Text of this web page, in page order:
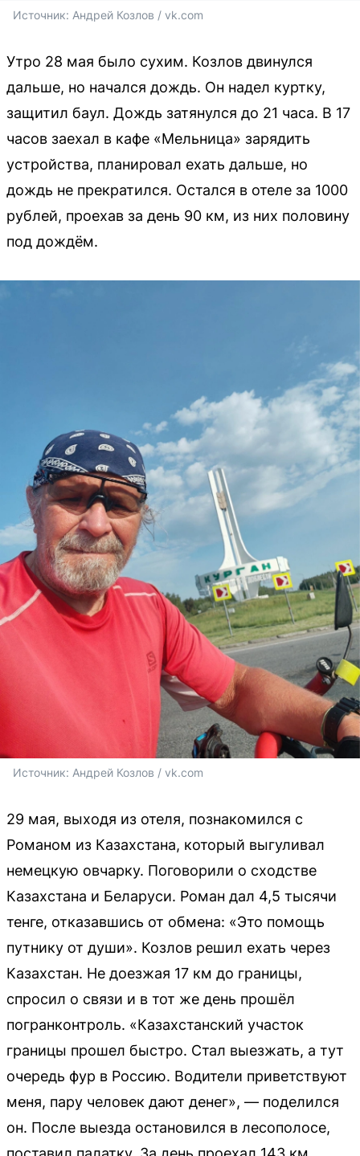
Источник: Андрей Козлов / vk.com
Утро 28 мая было сухим. Козлов двинулся
дальше, но начался дождь. Он надел куртку,
защитил баул. Дождь затянулся до 21 часа. В 17
часов заехал в кафе «Мельница» зарядить
устройства, планировал ехать дальше, но
дождь не прекратился. Остался в отеле за 1000
рублей, проехав за день 90 км, из них половину
под дождём.
Источник: Андрей Козлов / vk.com
29 мая, выходя из отеля, познакомился с
Романом из Казахстана, который выгуливал
немецкую овчарку. Поговорили о сходстве
Казахстана и Беларуси. Роман дал 4,5 тысячи
тенге, отказавшись от обмена: «Это помощь
путнику от души». Козлов решил ехать через
Казахстан. Не доезжая 17 км до границы,
спросил о связи и в тот же день прошёл
погранконтроль. «Казахстанский участок
границы прошел быстро. Стал выезжать, а тут
очередь фур в Россию. Водители приветствуют
меня, пару человек дают денег», — поделился
он. После выезда остановился в лесополосе,